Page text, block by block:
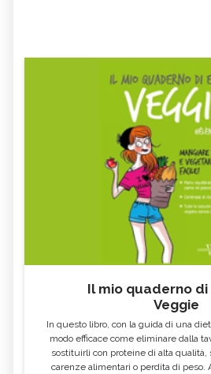
Il mio quaderno di
Veggie
In questo libro, con la guida di una
modo efficace come eliminare dalla
sostituirli con proteine di alta qualità,
carenze alimentari o perdita di peso.